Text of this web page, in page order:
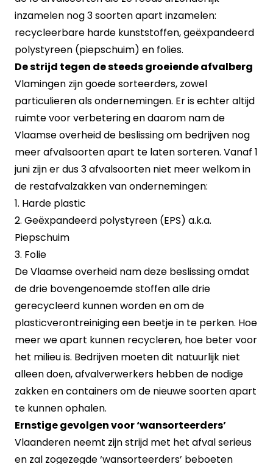
inzamelen nog 3 soorten apart inzamelen:
recycleerbare harde kunststoffen, geëxpandeerd
polystyreen (piepschuim) en folies.
De strijd tegen de steeds groeiende afvalberg
Vlamingen zijn goede sorteerders, zowel
particulieren als ondernemingen. Er is echter altijd
ruimte voor verbetering en daarom nam de
Vlaamse overheid de beslissing om bedrijven nog
meer afvalsoorten apart te laten sorteren. Vanaf 1
juni zijn er dus 3 afvalsoorten niet meer welkom in
de restafvalzakken van ondernemingen:
1. Harde plastic
2. Geëxpandeerd polystyreen (EPS) a.k.a.
Piepschuim
3. Folie
De Vlaamse overheid nam deze beslissing omdat
de drie bovengenoemde stoffen alle drie
gerecycleerd kunnen worden en om de
plasticverontreiniging een beetje in te perken. Hoe
meer we apart kunnen recycleren, hoe beter voor
het milieu is. Bedrijven moeten dit natuurlijk niet
alleen doen, afvalverwerkers hebben de nodige
zakken en containers om de nieuwe soorten apart
te kunnen ophalen.
Ernstige gevolgen voor ‘wansorteerders’
Vlaanderen neemt zijn strijd met het afval serieus
en zal zogezegde ‘wansorteerders’ beboeten